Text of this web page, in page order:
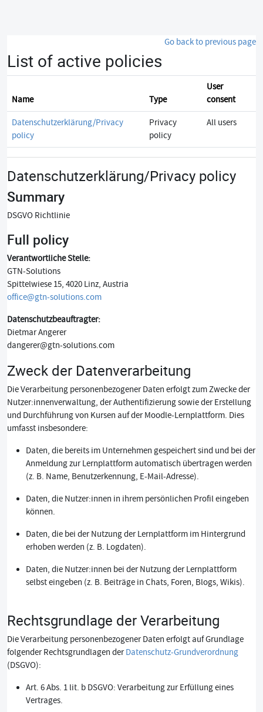
Go back to previous page
List of active policies
Name Type
User
consent
Datenschutzerklärung/Privacy
policy
Privacy
policy
All users
Datenschutzerklärung/Privacy policy
Summary
DSGVO Richtlinie
Full policy
Verantwortliche Stelle:
GTN-Solutions
Spittelwiese 15, 4020 Linz, Austria
office@gtn-solutions.com
Datenschutzbeauftragter:
Dietmar Angerer
dangerer@gtn-solutions.com
Zweck der Datenverarbeitung
Die Verarbeitung personenbezogener Daten erfolgt zum Zwecke der
Nutzer:innenverwaltung, der Authentifizierung sowie der Erstellung
und Durchführung von Kursen auf der Moodle-Lernplattform. Dies
umfasst insbesondere:
Daten, die bereits im Unternehmen gespeichert sind und bei der
Anmeldung zur Lernplattform automatisch übertragen werden
(z. B. Name, Benutzerkennung, E-Mail-Adresse).
Daten, die Nutzer:innen in ihrem persönlichen Profil eingeben
können.
Daten, die bei der Nutzung der Lernplattform im Hintergrund
erhoben werden (z. B. Logdaten).
Daten, die Nutzer:innen bei der Nutzung der Lernplattform
selbst eingeben (z. B. Beiträge in Chats, Foren, Blogs, Wikis).
Rechtsgrundlage der Verarbeitung
Die Verarbeitung personenbezogener Daten erfolgt auf Grundlage
folgender Rechtsgrundlagen derDatenschutz-Grundverordnung
(DSGVO):
Art. 6 Abs. 1 lit. b DSGVO: Verarbeitung zur Erfüllung eines
Vertrages.